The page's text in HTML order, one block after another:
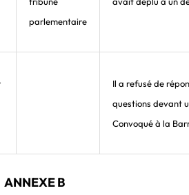
parlementaire
Il a refusé de
questions devant
Convoqué à la
ANNEXE B